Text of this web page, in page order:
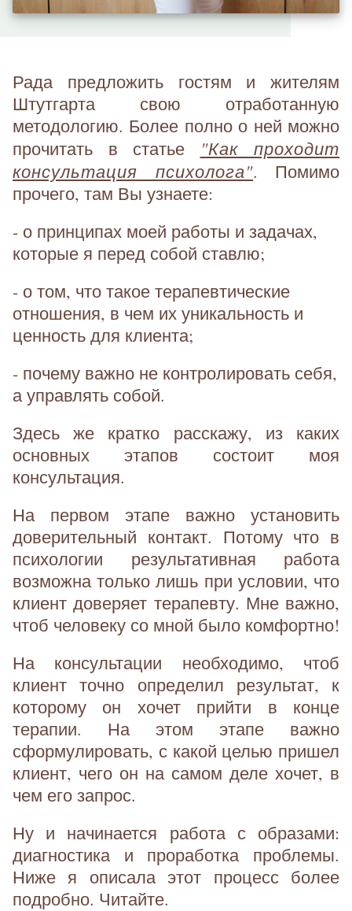
Рада предложить гостям и жителям
Штутгарта свою отработанную
методологию. Более полно о ней можно
прочитать в статье
"Как проходит
консультация психолога". Помимо
прочего, там Вы узнаете:
- о принципах моей работы и задачах,
которые я перед собой ставлю;
- о том, что такое терапевтические
отношения, в чем их уникальность и
ценность для клиента;
- почему важно не контролировать себя,
а управлять собой.
Здесь же кратко расскажу, из каких
основных этапов состоит моя
консультация.
На первом этапе важно установить
доверительный контакт. Потому что в
психологии результативная работа
возможна только лишь при условии, что
клиент доверяет терапевту. Мне важно,
чтоб человеку со мной было комфортно!
На консультации необходимо, чтоб
клиент точно определил результат, к
которому он хочет прийти в конце
терапии. На этом этапе важно
сформулировать, с какой целью пришел
клиент, чего он на самом деле хочет, в
чем его запрос.
Ну и начинается работа с образами:
диагностика и проработка проблемы.
Ниже я описала этот процесс более
подробно. Читайте.